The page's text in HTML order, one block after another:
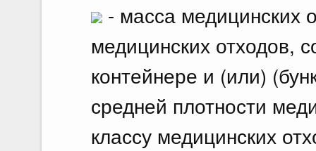
- масса медицинских
медицинских отходов,
контейнере и (или)
средней плотности
классу медицинских